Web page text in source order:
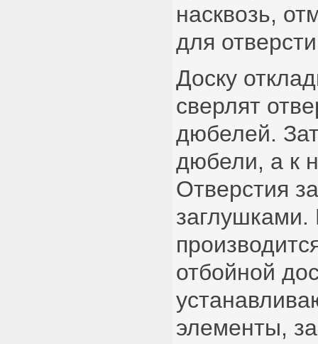
насквозь,
для
Доску
сверлят
дюбелей.
дюбели, а к
Отверстия
заглушками.
отбойной
элементы,